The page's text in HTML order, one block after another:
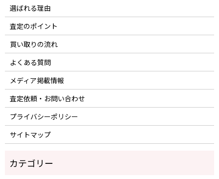
選ばれる理由
査定のポイント
買い取りの流れ
よくある質問
メディア掲載情報
査定依頼・お問い合わせ
プライバシーポリシー
サイトマップ